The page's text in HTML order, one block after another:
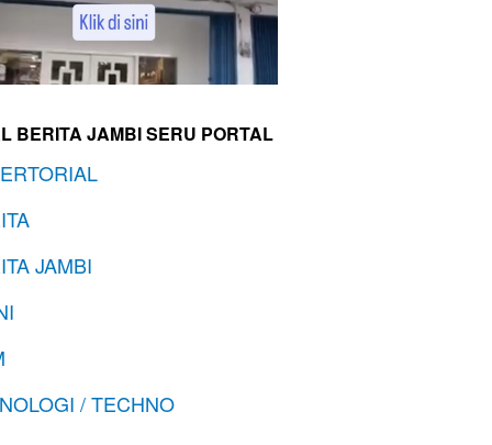
BERITA JAMBI SERU PORTAL
JAMBI
/ TECHNO